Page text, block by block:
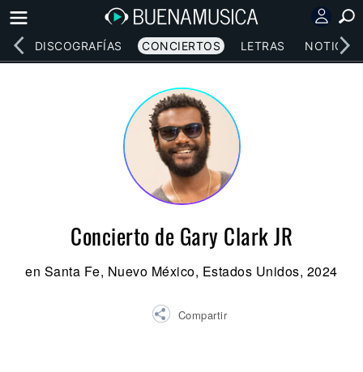
DISCOGRAFÍAS CONCIERTOS LETRAS NOTICIAS
Concierto de Gary Clark JR
en Santa Fe, Nuevo México, Estados Unidos, 2024
Compartir